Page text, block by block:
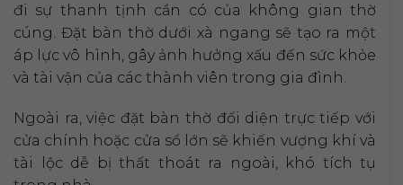
đi sự thanh tịnh cần có của không gian thờ
cúng. Đặt bàn thờ dưới xà ngang sẽ tạo ra một
áp lực vô hình, gây ảnh hưởng xấu đến sức khỏe
và tài vận của các thành viên trong gia đình.
Ngoài ra, việc đặt bàn thờ đối diện trực tiếp với
cửa chính hoặc cửa sổ lớn sẽ khiến vượng khí và
tài lộc dễ bị thất thoát ra ngoài, khó tích tụ